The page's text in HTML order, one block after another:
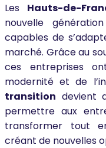
Les Hauts-de-
nouvelle
capables de
marché. Grâce au
ces entreprises
modernité et de
transition devient
permettre aux
transformer tout
créant de nouvelles